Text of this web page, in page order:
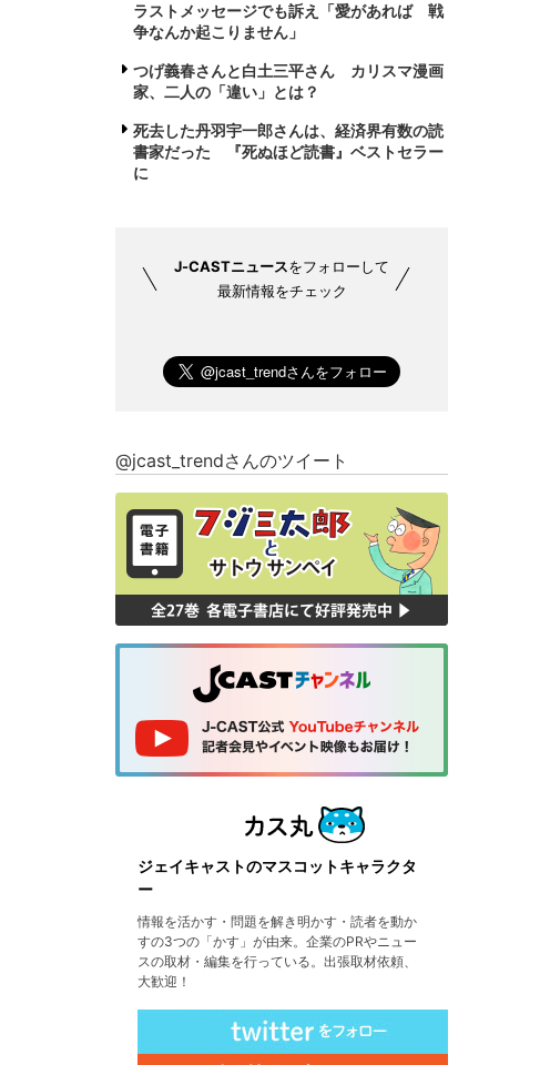
ラストメッセージでも訴え「愛があれば 戦
争なんか起こりません」
つげ義春さんと白土三平さん カリスマ漫画
家、二人の「違い」とは？
死去した丹羽宇一郎さんは、経済界有数の読
書家だった 『死ぬほど読書』ベストセラー
に
J-CASTニュースをフォローして
最新情報をチェック
@jcast_trendさんのツイート
ジェイキャストのマスコットキャラクタ
ー
情報を活かす・問題を解き明かす・読者を動か
すの3つの「かす」が由来。企業のPRやニュー
スの取材・編集を行っている。出張取材依頼、
大歓迎！